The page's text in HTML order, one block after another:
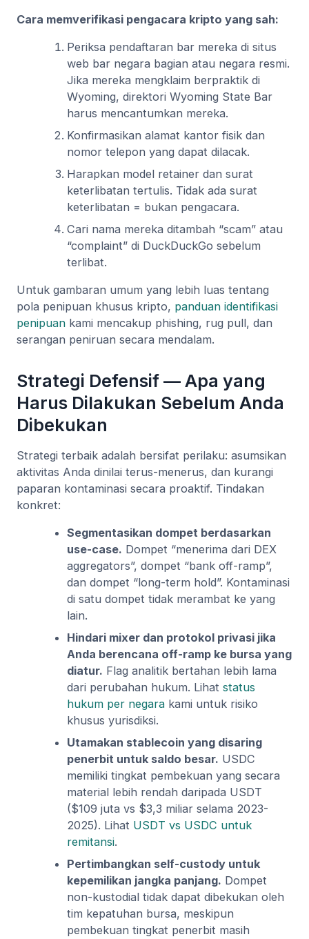
Cara memverifikasi pengacara kripto yang sah:
Periksa pendaftaran bar mereka di situs
web bar negara bagian atau negara resmi.
Jika mereka mengklaim berpraktik di
Wyoming, direktori Wyoming State Bar
harus mencantumkan mereka.
Konfirmasikan alamat kantor fisik dan
nomor telepon yang dapat dilacak.
Harapkan model retainer dan surat
keterlibatan tertulis. Tidak ada surat
keterlibatan = bukan pengacara.
Cari nama mereka ditambah “scam” atau
“complaint” di DuckDuckGo sebelum
terlibat.
Untuk gambaran umum yang lebih luas tentang
pola penipuan khusus kripto, panduan identifikasi
penipuan kami mencakup phishing, rug pull, dan
serangan peniruan secara mendalam.
Strategi Defensif — Apa yang
Harus Dilakukan Sebelum Anda
Dibekukan
Strategi terbaik adalah bersifat perilaku: asumsikan
aktivitas Anda dinilai terus-menerus, dan kurangi
paparan kontaminasi secara proaktif. Tindakan
konkret:
Segmentasikan dompet berdasarkan
use-case. Dompet “menerima dari DEX
aggregators”, dompet “bank off-ramp”,
dan dompet “long-term hold”. Kontaminasi
di satu dompet tidak merambat ke yang
lain.
Hindari mixer dan protokol privasi jika
Anda berencana off-ramp ke bursa yang
diatur. Flag analitik bertahan lebih lama
dari perubahan hukum. Lihat status
hukum per negarakami untuk risiko
khusus yurisdiksi.
Utamakan stablecoin yang disaring
penerbit untuk saldo besar. USDC
memiliki tingkat pembekuan yang secara
material lebih rendah daripada USDT
($109 juta vs $3,3 miliar selama 2023-
2025). Lihat USDT vs USDC untuk
remitansi.
Pertimbangkan self-custody untuk
kepemilikan jangka panjang. Dompet
non-kustodial tidak dapat dibekukan oleh
tim kepatuhan bursa, meskipun
pembekuan tingkat penerbit masih